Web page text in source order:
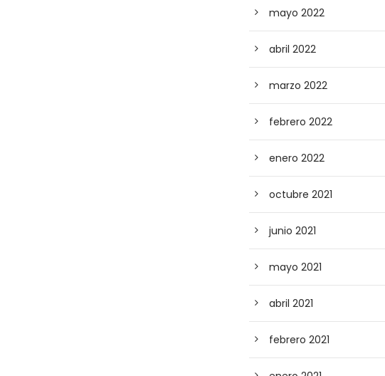
mayo 2022
abril 2022
marzo 2022
febrero 2022
enero 2022
octubre 2021
junio 2021
mayo 2021
abril 2021
febrero 2021